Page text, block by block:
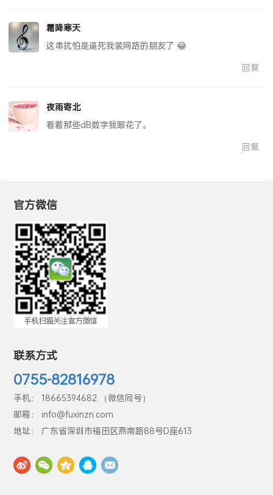
霜降寒天
这串扰怕是逼死我装网路的朋友了 😂
回复
夜雨寄北
看着那些dB数字我眼花了。
回复
官方微信
联系方式
0755-82816978
手机： 18665394682 （微信同号）
邮箱： info@fuxinzn.com
地址： 广东省深圳市福田区燕南路88号D座613